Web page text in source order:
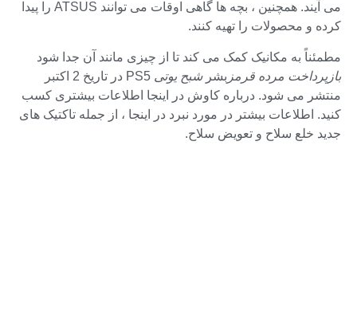
می آیند. همچنین ، بچه ها گاهی اوقات می توانند ATSUS را پیدا
کرده و محصولات را تهیه کنند.
مطمئناً به مکانیک کمک می کند تا از چیزی مانند آن جدا شود
بازپرداخت مرده قرمز بشرشبح یوتی
PS5 در تاریخ 2 اکتبر
منتشر می شود. درباره کاوش در اینجا اطلاعات بیشتری کسب
کنید. اطلاعات بیشتر در مورد نبرد در اینجا ، از جمله تاکتیک های
جدید خلع سلاح و تعویض سلاح.